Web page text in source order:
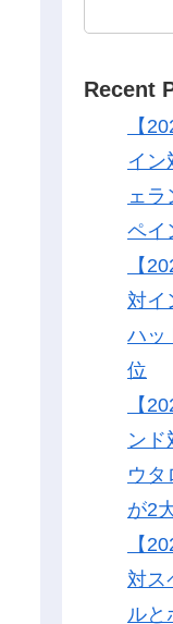
Recent
【
イン
ェ
ペイ
【
対イ
ハッ
位
【
ンド
ウタ
が2
【
対ス
ルと